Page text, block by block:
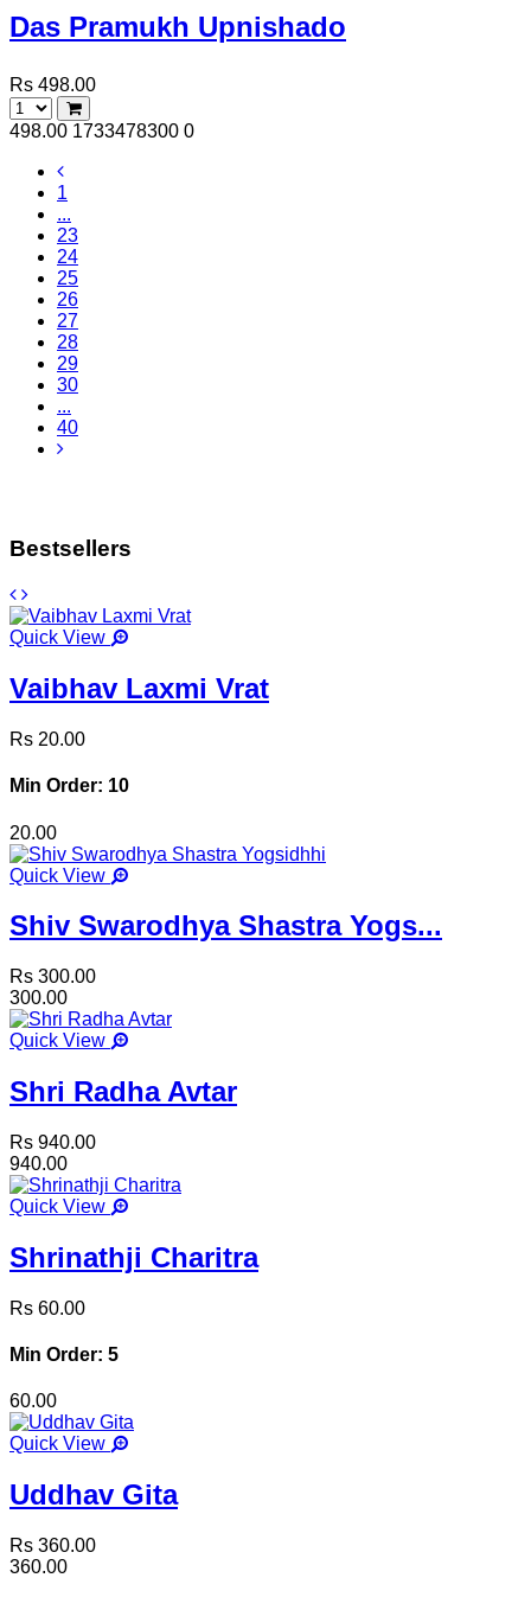
Das Pramukh Upnishado
Rs 498.00
498.00 1733478300 0
1
...
23
24
25
26
27
28
29
30
...
40
Bestsellers
Quick View
Vaibhav Laxmi Vrat
Rs 20.00
Min Order: 10
20.00
Quick View
Shiv Swarodhya Shastra Yogs...
Rs 300.00
300.00
Quick View
Shri Radha Avtar
Rs 940.00
940.00
Quick View
Shrinathji Charitra
Rs 60.00
Min Order: 5
60.00
Quick View
Uddhav Gita
Rs 360.00
360.00